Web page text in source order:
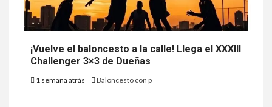
¡Vuelve el baloncesto a la calle! Llega el XXXIII
Challenger 3×3 de Dueñas
1 semana atrás Baloncesto con p